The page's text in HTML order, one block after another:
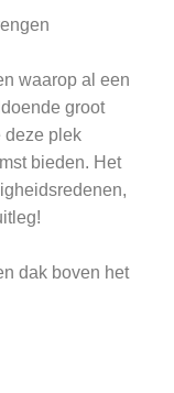
waarop al een
groot
deze plek
bieden. Het
dak boven het